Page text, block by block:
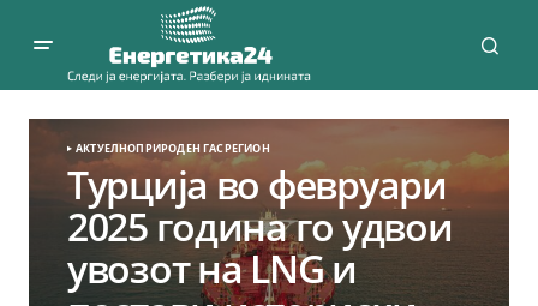
АКТУЕЛНОПРИРОДЕН ГАСРЕГИОН
Турција во февруари
2025 година го удвои
увозот на LNG и